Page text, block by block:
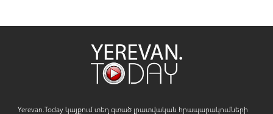
Yerevan.Today կայքում տեղ գտած լրատվական հրապարակումների